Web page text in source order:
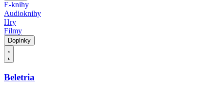
E-knihy
Audioknihy
Hry
Filmy
Doplnky
Beletria